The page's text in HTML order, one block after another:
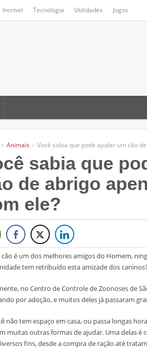
Incrível Tecnologia Utilidades Jogos
Animais Você sabia que pode ajudar um cão
sabia que
de abrigo
ele?
cão é um dos melhores amigos do Homem,
tem retribuído esta amizade dos
no Centro de Controle de Zoonoses de
por adoção, e muitos deles já passaram
não tem espaço em casa, ou passa longas
muitas outras formas de ajudar. Uma delas é
fins, desde a compra de ração até